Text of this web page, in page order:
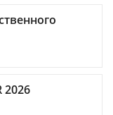
2026